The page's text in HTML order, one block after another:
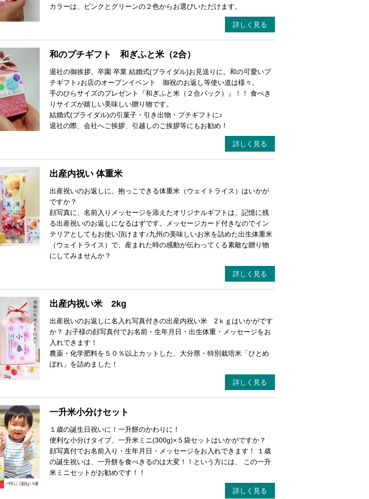
カラーは、ピンクとグリーンの２色からお選びいただけます。
詳しく見る
和のプチギフト 和ぎふと米（2合）
退社の御挨拶、卒園 卒業 結婚式(ブライダル)お見送りに。和の可愛いプ
チギフト♪お店のオープンイベント 御祝のお返し等使い道は様々。
手のひらサイズのプレゼント『和ぎふと米（２合パック）』！！ 食べき
りサイズが嬉しい美味しい贈り物です。
結婚式(ブライダル)の引菓子・引き出物・プチギフトに♪
退社の際、会社へご挨拶、引越しのご挨拶等にもお勧め！
詳しく見る
出産内祝い 体重米
出産祝いのお返しに、抱っこできる体重米（ウェイトライス）はいかが
ですか？
顔写真に、名前入りメッセージを添えたオリジナルギフトは、記憶に残
る出産祝いのお返しになるはずです。メッセージカード付きなのでイン
テリアとしてもお使い頂けます♪九州の美味しいお米を詰めた出生体重米
（ウェイトライス）で、産まれた時の感動が伝わってくる素敵な贈り物
にしてみませんか？
詳しく見る
出産内祝い米 2kg
出産祝いのお返しに名入れ写真付きの出産内祝い米 2ｋｇはいかがです
か？ お子様の顔写真付でお名前・生年月日・出生体重・メッセージをお
入れできます！
農薬・化学肥料を５０％以上カットした、大分県・特別栽培米「ひとめ
ぼれ」を詰めました！
詳しく見る
一升米小分けセット
１歳の誕生日祝いに！一升餅のかわりに！
便利な小分けタイプ、一升米ミニ(300g)×５袋セットはいかがですか？
顔写真付でお名前入り・生年月日・メッセージをお入れできます！ １歳
の誕生祝いは、一升餅を食べきるのは大変！！という方には、 この一升
米ミニセットがお勧めです！！
詳しく見る